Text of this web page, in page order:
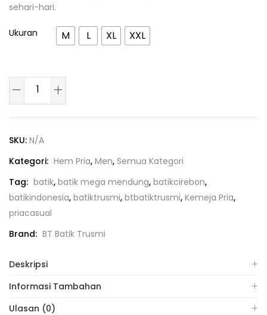
sehari-hari.
Ukuran M L XL XXL
SKU: N/A
Kategori: Hem Pria, Men, Semua Kategori
Tag: batik, batik mega mendung, batikcirebon,
batikindonesia, batiktrusmi, btbatiktrusmi, Kemeja Pria,
priacasual
Brand: BT Batik Trusmi
Deskripsi
Informasi Tambahan
Ulasan (0)